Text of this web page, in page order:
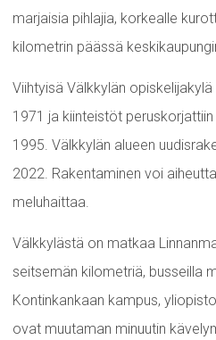
marjaisia pihlajia, korkealle
kilometrin päässä
Viihtyisä Välkkylän
1971 ja kiinteistöt
1995. Välkkylän alueen
2022. Rakentaminen voi
meluhaittaa.
Välkkylästä on matkaa
seitsemän kilometriä, busseilla
Kontinkankaan kampus,
ovat muutaman minuutin